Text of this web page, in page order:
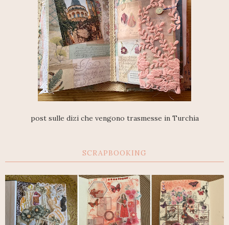
post sulle dizi che vengono trasmesse in Turchia
SCRAPBOOKING